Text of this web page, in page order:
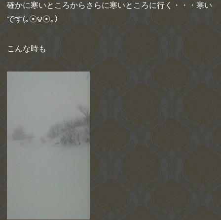
確かに寒いところからさらに寒いところに行く・・・寒い
です(｡☉౪☉｡）
こんな時も